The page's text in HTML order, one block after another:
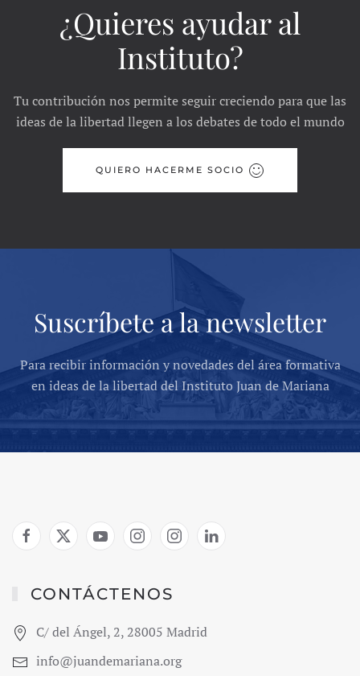
¿Quieres ayudar al
Instituto?
Tu contribución nos permite seguir creciendo para que las
ideas de la libertad llegen a los debates de todo el mundo
QUIERO HACERME SOCIO
Suscríbete a la newsletter
Para recibir información y novedades del área formativa
en ideas de la libertad del Instituto Juan de Mariana
CONTÁCTENOS
C/ del Ángel, 2, 28005 Madrid
info@juandemariana.org